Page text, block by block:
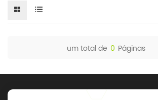
um total de 0 Páginas